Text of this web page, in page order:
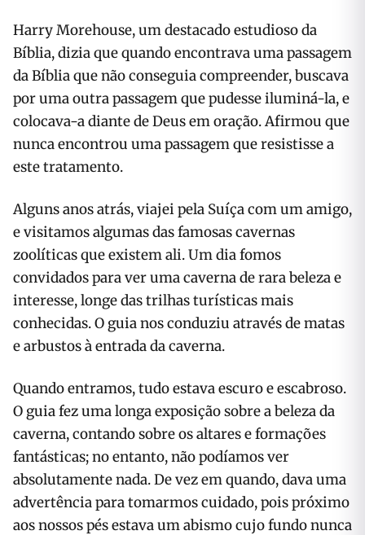
Harry Morehouse, um destacado estudioso da
Bíblia, dizia que quando encontrava uma passagem
da Bíblia que não conseguia compreender, buscava
por uma outra passagem que pudesse iluminá-la, e
colocava-a diante de Deus em oração. Afirmou que
nunca encontrou uma passagem que resistisse a
este tratamento.
Alguns anos atrás, viajei pela Suíça com um amigo,
e visitamos algumas das famosas cavernas
zoolíticas que existem ali. Um dia fomos
convidados para ver uma caverna de rara beleza e
interesse, longe das trilhas turísticas mais
conhecidas. O guia nos conduziu através de matas
e arbustos à entrada da caverna.
Quando entramos, tudo estava escuro e escabroso.
O guia fez uma longa exposição sobre a beleza da
caverna, contando sobre os altares e formações
fantásticas; no entanto, não podíamos ver
absolutamente nada. De vez em quando, dava uma
advertência para tomarmos cuidado, pois próximo
aos nossos pés estava um abismo cujo fundo nunca